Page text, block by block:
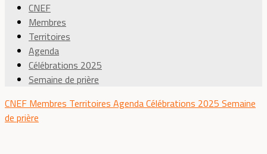
CNEF
Membres
Territoires
Agenda
Célébrations 2025
Semaine de prière
CNEF Membres Territoires AgendaCélébrations 2025 Semaine
de prière